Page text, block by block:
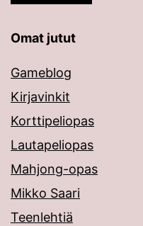
Omat jutut
Gameblog
Kirjavinkit
Korttipeliopas
Lautapeliopas
Mahjong-opas
Mikko Saari
Teenlehtiä